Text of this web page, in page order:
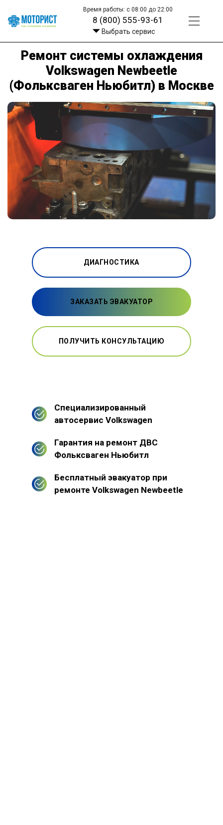
Время работы: с 08:00 до 22:00
8 (800) 555-93-61
Выбрать сервис
Ремонт системы охлаждения
Volkswagen Newbeetle
(Фольксваген Ньюбитл) в Москве
ДИАГНОСТИКА
ЗАКАЗАТЬ ЭВАКУАТОР
ПОЛУЧИТЬ КОНСУЛЬТАЦИЮ
Специализированный
автосервис Volkswagen
Гарантия на ремонт ДВС
Фольксваген Ньюбитл
Бесплатный эвакуатор при
ремонте Volkswagen Newbeetle